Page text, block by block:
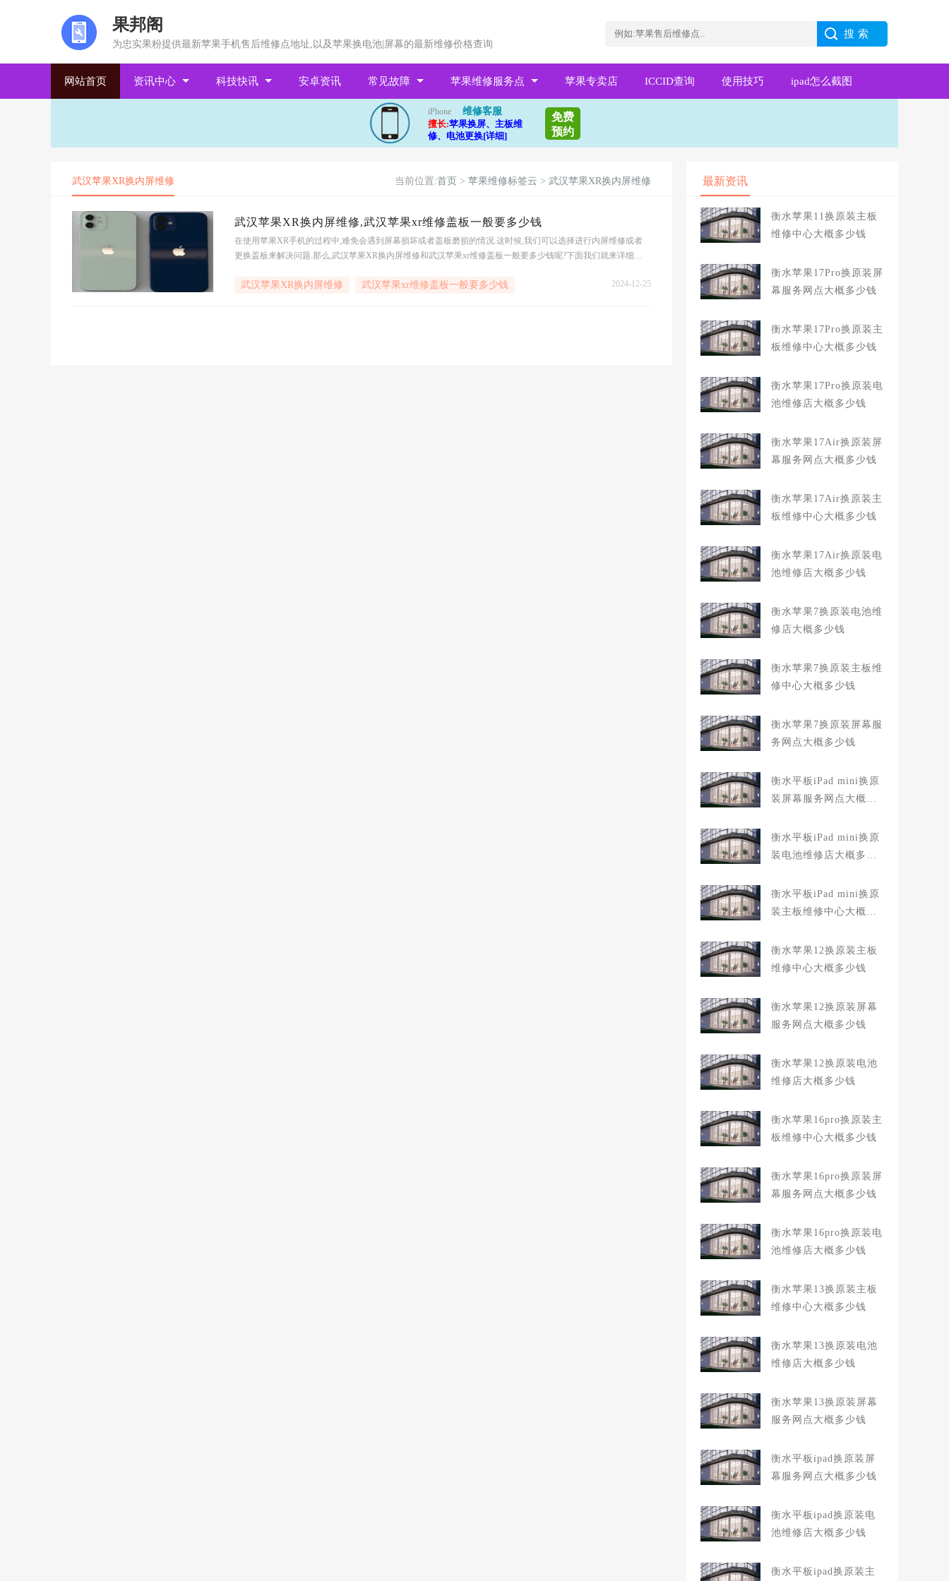
果邦阁
为忠实果粉提供最新苹果手机售后维修点地址,以及苹果换电池|屏幕的最新维修价格查询
网站首页 资讯中心 科技快讯 安卓资讯 常见故障 苹果维修服务点 苹果专卖店 ICCID查询 使用技巧 ipad怎么截图
iPhone
维修客服
擅长:苹果换屏、主板维
修、电池更换[详细]
免费
预约
武汉苹果XR换内屏维修 当前位置:首页 > 苹果维修标签云 > 武汉苹果XR换内屏维修
武汉苹果XR换内屏维修,武汉苹果xr维修盖板一般要多少钱
在使用苹果XR手机的过程中,难免会遇到屏幕损坏或者盖板磨损的情况.这时候,我们可以选择进行内屏维修或者
更换盖板来解决问题.那么,武汉苹果XR换内屏维修和武汉苹果xr维修盖板一般要多少钱呢?下面我们就来详细了
幕损坏程度等
武汉苹果XR换内屏维修 武汉苹果xr维修盖板一般要多少钱 2024-12-25
最新资讯
衡水苹果11换原装主板
维修中心大概多少钱
衡水苹果17Pro换原装屏
幕服务网点大概多少钱
衡水苹果17Pro换原装主
板维修中心大概多少钱
衡水苹果17Pro换原装电
池维修店大概多少钱
衡水苹果17Air换原装屏
幕服务网点大概多少钱
衡水苹果17Air换原装主
板维修中心大概多少钱
衡水苹果17Air换原装电
池维修店大概多少钱
衡水苹果7换原装电池维
修店大概多少钱
衡水苹果7换原装主板维
修中心大概多少钱
衡水苹果7换原装屏幕服
务网点大概多少钱
衡水平板iPad mini换原
装屏幕服务网点大概多
衡水平板iPad mini换原
装电池维修店大概多少
衡水平板iPad mini换原
装主板维修中心大概多
衡水苹果12换原装主板
维修中心大概多少钱
衡水苹果12换原装屏幕
服务网点大概多少钱
衡水苹果12换原装电池
维修店大概多少钱
衡水苹果16pro换原装主
板维修中心大概多少钱
衡水苹果16pro换原装屏
幕服务网点大概多少钱
衡水苹果16pro换原装电
池维修店大概多少钱
衡水苹果13换原装主板
维修中心大概多少钱
衡水苹果13换原装电池
维修店大概多少钱
衡水苹果13换原装屏幕
服务网点大概多少钱
衡水平板ipad换原装屏
幕服务网点大概多少钱
衡水平板ipad换原装电
池维修店大概多少钱
衡水平板ipad换原装主